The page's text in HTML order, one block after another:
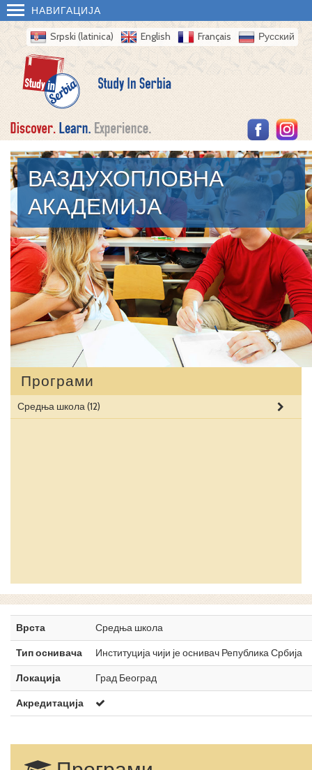
НАВИГАЦИЈА
Srpski (latinica) English Français Русский
ВАЗДУХОПЛОВНА
АКАДЕМИЈА
Програми
Средња школа(12)
Врста
Средња школа
Тип оснивача
Институција чији је оснивач Република Србија
Локација
Град Београд
Акредитација